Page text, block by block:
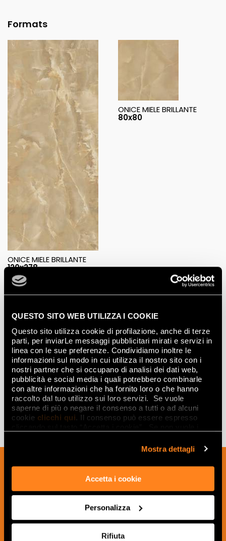
QUESTO SITO WEB UTILIZZA I COOKIE
Questo sito utilizza cookie di profilazione, anche di terze
parti, per inviarLe messaggi pubblicitari mirati e servizi in
linea con le sue preferenze. Condividiamo inoltre le
informazioni sul modo in cui utilizza il nostro sito con i
nostri partner che si occupano di analisi dei dati web,
pubblicità e social media i quali potrebbero combinarle
con altre informazioni che ha fornito loro o che hanno
raccolto dal tuo utilizzo sui loro servizi. Se vuole
saperne di più o negare il consenso a tutti o ad alcuni
cookie clicchi qui. Il consenso può essere espresso
Mostra dettagli
Accetta i cookie
Personalizza
Rifiuta
Formats
ONICE MIELE BRILLANTE
120x278
ONICE MIELE BRILLANTE
80x80
Mosaïques
ONICE MIELE GRES
MACROMOSAICO
30x30
CALACATTA DELICATO /
ONICE MIELE / NERO
ELEGANTE DECO MOSAICO
30x30
Inscrivez-vous à notre newsletter pour
recevoir les nouveautés, les mises à jour
et les idées créatives relatives au
monde des céramiques et du design
d'intérieur.